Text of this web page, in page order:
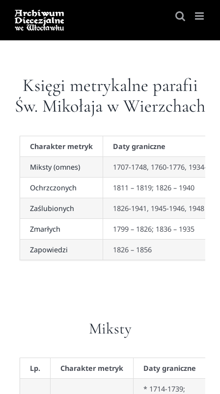
Skip
content
Księgi metrykalne parafii
Św. Mikołaja w Wierzchach
Charakter metryk Daty graniczne
Miksty (omnes) 1707-1748, 1760-1776, 1934-
Ochrzczonych 1811 – 1819; 1826 – 1940
Zaślubionych 1826-1941, 1945-1946, 1948
Zmarłych 1799 – 1826; 1836 – 1935
Zapowiedzi 1826 – 1856
Miksty
Lp. Charakter metryk Daty graniczne
* 1714-1739;